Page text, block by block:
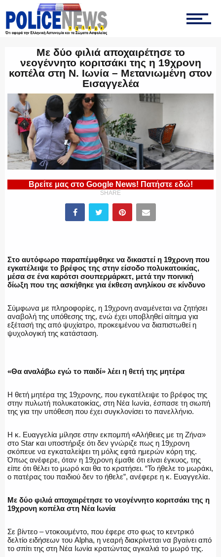
ΟΠΚΕ
ΟΜΑΔΑ “Ζ”
ΕΚΑΜ
ΕΛΛΗΝΙΚΗ ΑΣΤΥΝΟΜΙΑ
ΠΥΡΟΣΒΕΣΤΙΚΗ
ΛΙΜΕΝΙΚΟ
ΕΝΟΠΛΕΣ ΔΥΝΑΜΕΙΣ
ΑΣΤΥΝΟΜΙΚΟ ΡΕΠΟΡΤΑΖ
Με δύο φιλιά αποχαιρέτησε το
νεογέννητο κοριτσάκι της η 19χρονη
κοπέλα στη Ν. Ιωνία – Μετανιωμένη στον
Εισαγγελέα
Βρείτε μας στο Google News! Πατήστε εδώ!
SHARE
Στο αυτόφωρο παραπέμφθηκε να δικαστεί η 19χρονη που
εγκατέλειψε το βρέφος της στην είσοδο πολυκατοικίας,
μέσα σε ένα καρότσι σουπερμάρκετ, μετά την ποινική
δίωξη που της ασκήθηκε για έκθεση ανηλίκου σε κίνδυνο
Σύμφωνα με πληροφορίες, η 19χρονη αναμένεται να ζητήσει
αναβολή της υπόθεσης της, ενώ έχει υποβληθεί αίτημα για
εξέτασή της από ψυχίατρο, προκειμένου να διαπιστωθεί η
ψυχολογική της κατάσταση.
«Θα αναλάβω εγώ το παιδί» λέει η θετή της μητέρα
Η θετή μητέρα της 19χρονης, που εγκατέλειψε το βρέφος της
στην πυλωτή πολυκατοικίας, στη Νέα Ιωνία, έσπασε τη σιωπή
της για την υπόθεση που έχει συγκλονίσει το πανελλήνιο.
Η κ. Ευαγγελία μίλησε στην εκπομπή «Αλήθειες με τη Ζήνα»
στο Star και υποστήριξε ότι δεν γνώριζε πως η 19χρονη
σκόπευε να εγκαταλείψει τη μόλις εφτά ημερών κόρη της.
Όπως ανέφερε, όταν η 19χρονη έμαθε ότι είναι έγκυος, της
είπε ότι θέλει το μωρό και θα το κρατήσει. “Το ήθελε το μωράκι,
ο πατέρας του παιδιού δεν το ήθελε”, ανέφερε η κ. Ευαγγελία.
Με δύο φιλιά αποχαιρέτησε το νεογέννητο κοριτσάκι της η
19χρονη κοπέλα στη Νέα Ιωνία
Σε βίντεο – ντοκουμέντο, που έφερε στο φως το κεντρικό
δελτίο ειδήσεων του Alpha, η νεαρή διακρίνεται να βγαίνει από
το σπίτι της στη Νέα Ιωνία κρατώντας αγκαλιά το μωρό της.